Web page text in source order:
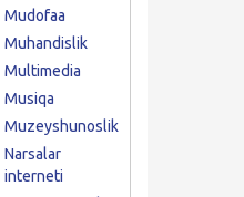
Mudofaa
Muhandislik
Multimedia
Musiqa
Muzeyshunoslik
Narsalar
interneti